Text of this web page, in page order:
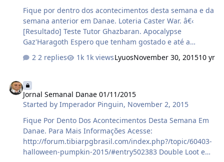
Fique por dentro dos acontecimentos desta semana e da
semana anterior em Danae. Loteria Caster War. â€‹
[Resultado] Teste Tutor Ghazbaran. Apocalypse
Gaz'Haragoth Espero que tenham gostado e até a
próxima semana!!! Créditos: Fast Liine (Novo Editor do
Jornal Semanal - Danae) Tsunade-Vitim (Antigo editor do
2 replies 1k viewsLyuosNovember 30, 201510 yr
Jornal Semanal Danae 01/11/2015
Started byImperador Pinguin, November 2, 2015
Fique Por Dento Dos Acontecimentos Desta Semana Em
Danae. Para Mais Informações Acesse:
http://forum.tibiarpgbrasil.com/index.php?/topic/60403-
halloween-pumpkin-2015/#entry502383 Double Loot e